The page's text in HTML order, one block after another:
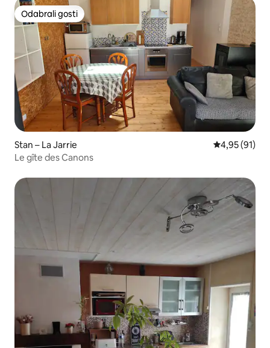
Odabrali gosti
Odabrali gosti
Stan – La Jarrie Prosječna
4,95 (91)
Le gîte des Canons